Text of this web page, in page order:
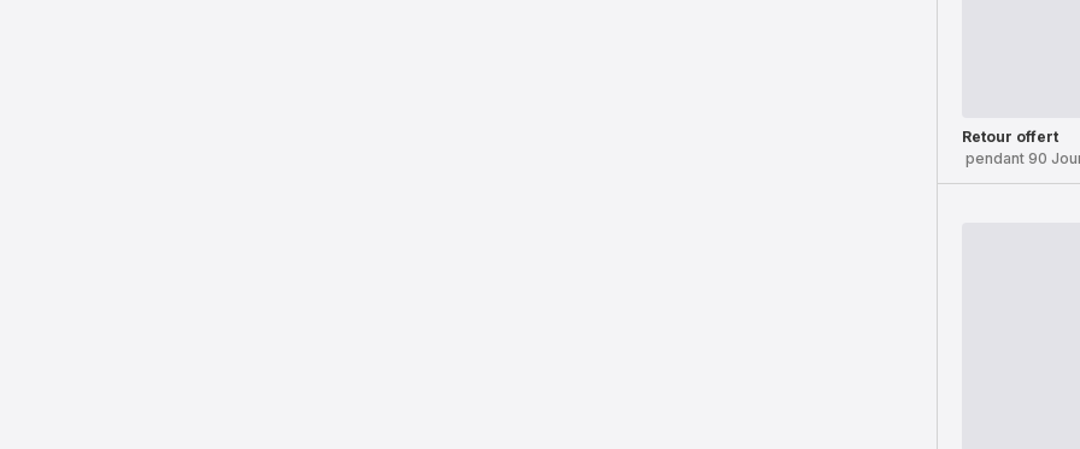
Retour offert
pendant 90